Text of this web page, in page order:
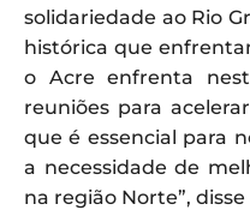
solidariedade ao Rio
histórica que
o Acre enfrenta
reuniões para
que é essencial para
a necessidade de
na região Norte”,